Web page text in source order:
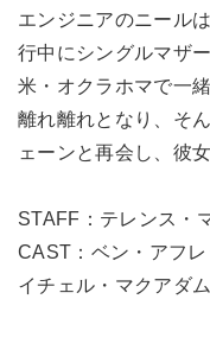
エンジニアのニール
行中にシングルマザ
米・オクラホマで一
離れ離れとなり、そ
ェーンと再会し、彼
STAFF：テレンス・
CAST：ベン・アフ
イチェル・マクアダ